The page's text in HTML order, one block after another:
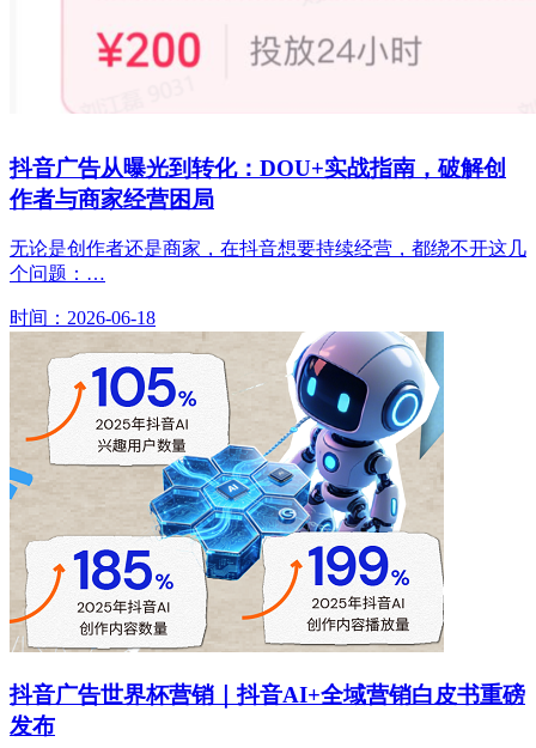
抖音广告从曝光到转化：DOU+实战指南，破解创
作者与商家经营困局
无论是创作者还是商家，在抖音想要持续经营，都绕不开这几
个问题：…
时间：2026-06-18
抖音广告世界杯营销｜抖音AI+全域营销白皮书重磅
发布